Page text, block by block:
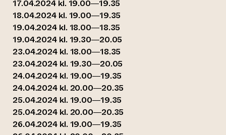
17.04.2024 kl. 19.00—19.35
18.04.2024 kl. 19.00—19.35
19.04.2024 kl. 18.00—18.35
19.04.2024 kl. 19.30—20.05
23.04.2024 kl. 18.00—18.35
23.04.2024 kl. 19.30—20.05
24.04.2024 kl. 19.00—19.35
24.04.2024 kl. 20.00—20.35
25.04.2024 kl. 19.00—19.35
25.04.2024 kl. 20.00—20.35
26.04.2024 kl. 19.00—19.35